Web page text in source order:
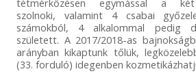
tétmérkőzésen egymással a
szolnoki, valamint 4 csabai
számokból, 4 alkalommal pedig
született. A 2017/2018-as
arányban kikaptunk tőlük,
(33. forduló) idegenben